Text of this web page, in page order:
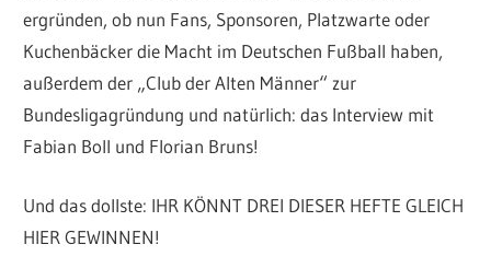
ergründen, ob nun Fans, Sponsoren, Platzwarte oder
Kuchenbäcker die Macht im Deutschen Fußball haben,
außerdem der „Club der Alten Männer“ zur
Bundesligagründung und natürlich: das Interview mit
Fabian Boll und Florian Bruns!
Und das dollste: IHR KÖNNT DREI DIESER HEFTE GLEICH
HIER GEWINNEN!